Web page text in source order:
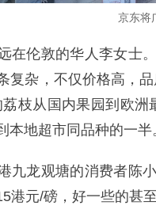
京东将
在伦敦的华人李女士
复杂，不仅价格高，
枝从国内果园到欧
本地超市同品种的一半
九龙观塘的消费者陈
港元/磅，好一些的甚